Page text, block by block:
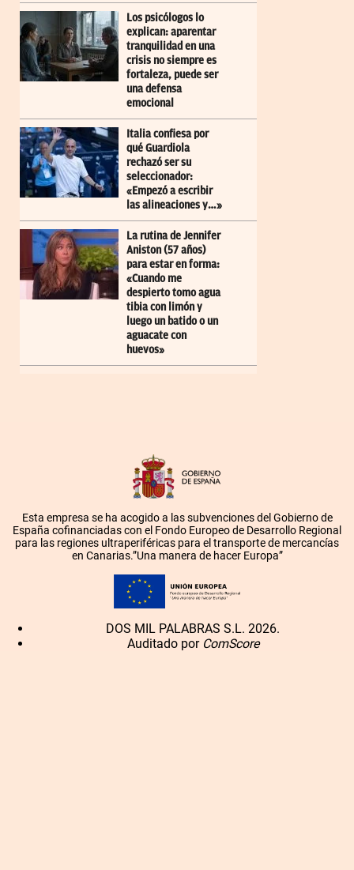
Los psicólogos lo
explican: aparentar
tranquilidad en una
crisis no siempre es
fortaleza, puede ser
una defensa
emocional
Italia confiesa por
qué Guardiola
rechazó ser su
seleccionador:
«Empezó a escribir
las alineaciones y…»
La rutina de Jennifer
Aniston (57 años)
para estar en forma:
«Cuando me
despierto tomo agua
tibia con limón y
luego un batido o un
aguacate con
huevos»
Esta empresa se ha acogido a las subvenciones del Gobierno de
España cofinanciadas con el Fondo Europeo de Desarrollo Regional
para las regiones ultraperiféricas para el transporte de mercancías
en Canarias.”Una manera de hacer Europa”
DOS MIL PALABRAS S.L. 2026.
Auditado por ComScore